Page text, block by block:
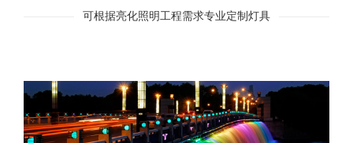
可根据亮化照明工程需求专业定制灯具